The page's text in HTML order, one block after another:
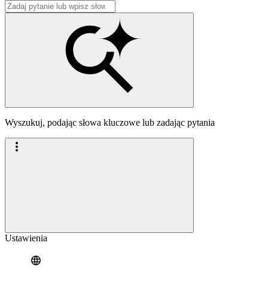
Wyszukuj, podając słowa kluczowe lub zadając pytania
Ustawienia